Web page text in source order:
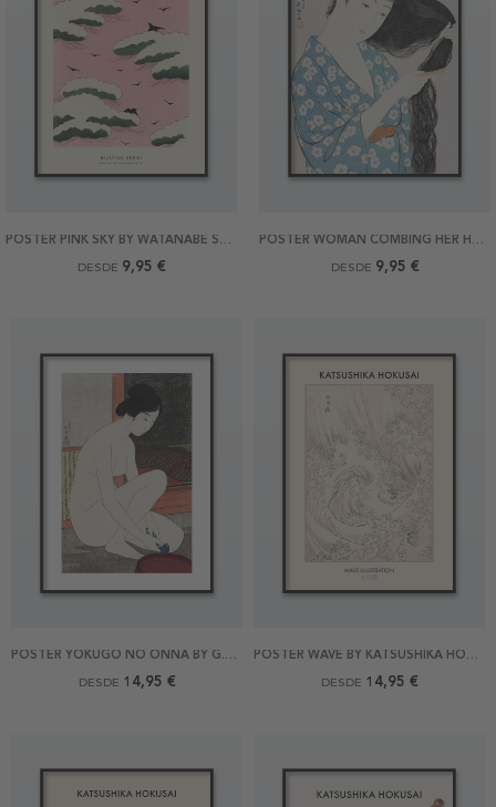
POSTER PINK SKY BY WATANABE SEITEI
DESDE 9,95 €
POSTER WOMAN COMBING HER HAIR BY G.HASHIGUCHI
DESDE 9,95 €
POSTER YOKUGO NO ONNA BY G.HASHIGUCHI
DESDE 14,95 €
POSTER WAVE BY KATSUSHIKA HOKUSAI
DESDE 14,95 €